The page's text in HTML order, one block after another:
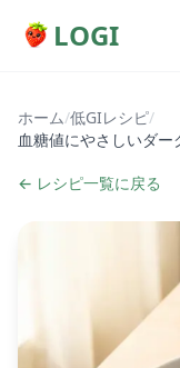
LOGI
ホーム/低GIレシピ/
血糖値にやさしいダ
← レシピ一覧に戻る